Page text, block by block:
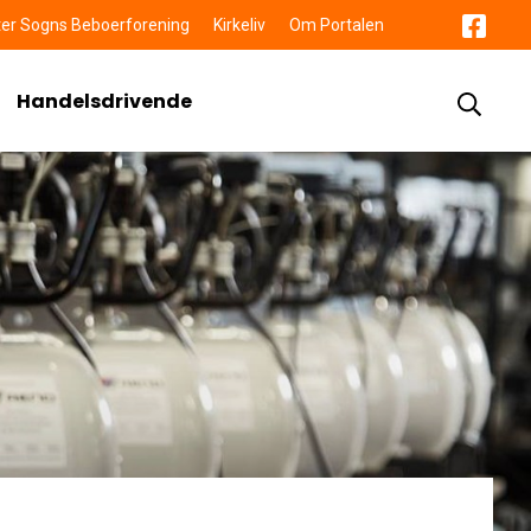
Sogns Beboerforening Kirkeliv Om Portalen
Handelsdrivende